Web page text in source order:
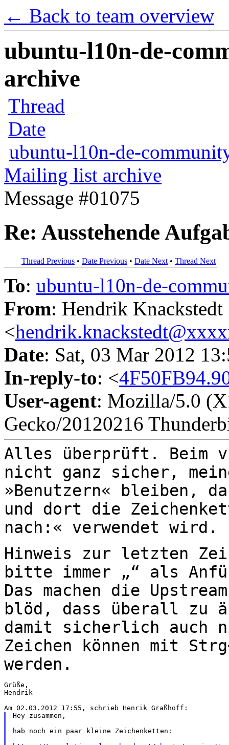
← Back to team overview
ubuntu-l10n-de-
archive
Thread
Date
ubuntu-l10n-de-
Mailing list archive
Message #01075
Re: Ausstehende
Thread Previous • Date Previous • Date Next • Thread Next
To: ubuntu-l10n-de-
From: Hendrik Knackstedt
<
Date: Sat, 03 Mar 2012
In-reply-to: <
User-agent: Mozilla/5.0
Gecko/20120216
Alles überprüft. Beim
nicht ganz sicher,
»Benutzern« bleiben,
und dort die
nach:« verwendet wird.
Hinweis zur letzten
bitte immer „“ als
Das machen die
blöd, dass überall zu
damit sicherlich auch
Zeichen können mit
werden.
Grüße,
Hendrik
Hey zusammen,
hab noch ein paar kleine Zeichenketten: